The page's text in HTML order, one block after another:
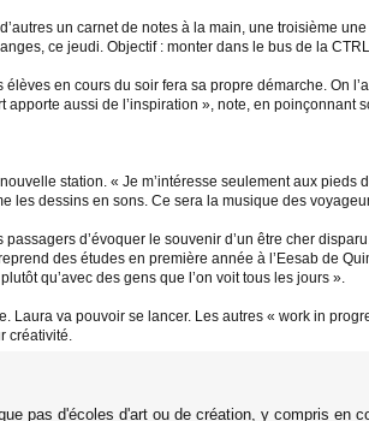
un carnet de notes à la main, une troisième
ce jeudi. Objectif : monter dans le bus de la
en cours du soir fera sa propre démarche. On
apporte aussi de l’inspiration », note, en
station. « Je m’intéresse seulement aux
les dessins en sons. Ce sera la musique des
d’évoquer le souvenir d’un être cher
des études en première année à l’Eesab de
qu’avec des gens que l’on voit tous les jours ».
Laura va pouvoir se lancer. Les autres « work in
créativité.
pas d'écoles d'art ou de création, y compris en